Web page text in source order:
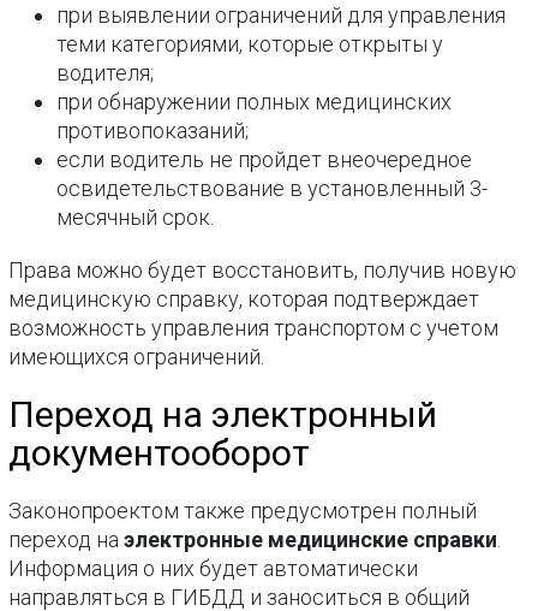
при выявлении ограничений для управления
теми категориями, которые открыты у
водителя;
при обнаружении полных медицинских
противопоказаний;
если водитель не пройдет внеочередное
освидетельствование в установленный 3-
месячный срок.
Права можно будет восстановить, получив новую
медицинскую справку, которая подтверждает
возможность управления транспортом с учетом
имеющихся ограничений.
Переход на электронный
документооборот
Законопроектом также предусмотрен полный
переход наэлектронные медицинские справки
Информация о них будет автоматически
направляться в ГИБДД и заноситься в общий